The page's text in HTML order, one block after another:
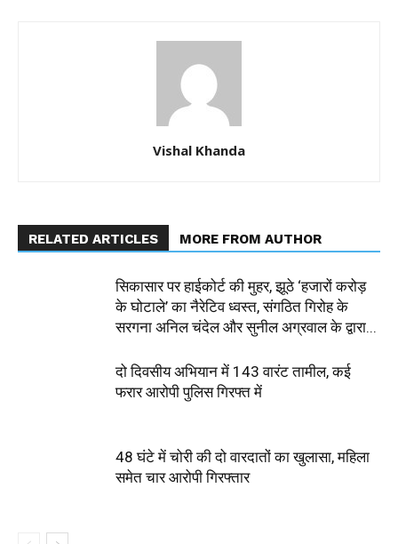
Vishal Khanda
RELATED ARTICLES MORE FROM AUTHOR
सिकासार पर हाईकोर्ट की मुहर, झूठे ‘हजारों करोड़
के घोटाले’ का नैरेटिव ध्वस्त, संगठित गिरोह के
सरगना अनिल चंदेल और सुनील अग्रवाल के द्वारा...
दो दिवसीय अभियान में 143 वारंट तामील, कई
फरार आरोपी पुलिस गिरफ्त में
48 घंटे में चोरी की दो वारदातों का खुलासा, महिला
समेत चार आरोपी गिरफ्तार